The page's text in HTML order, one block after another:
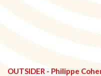
OUTSIDER - Philippe